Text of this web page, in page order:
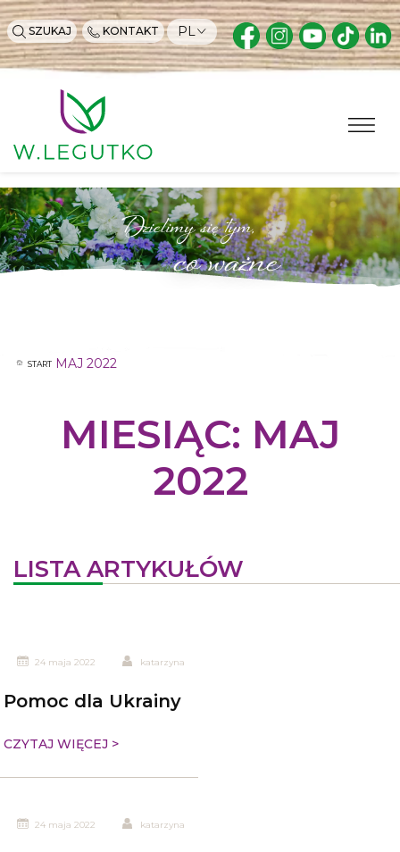
SZUKAJ KONTAKT PL
Dzielimy się tym,
co ważne
START MAJ 2022
MIESIĄC: MAJ
2022
LISTA ARTYKUŁÓW
24 maja 2022 katarzyna
Pomoc dla Ukrainy
CZYTAJ WIĘCEJ >
24 maja 2022 katarzyna